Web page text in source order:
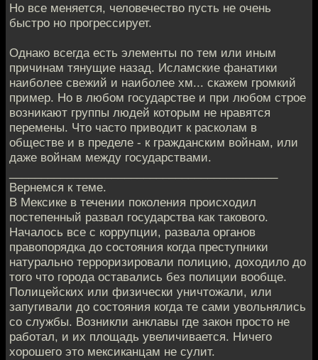
Но все меняется, человечество пусть не очень
быстро но прогрессирует.
Однако всегда есть элементы по тем или иным
причинам тянущие назад. Исламские фанатики
наиболее свежий и наиболее хм... скажем громкий
пример. Но в любом государстве и при любом строе
возникают группы людей которым не нравятся
перемены. Что часто приводит к расколам в
обществе и в пределе - к гражданским войнам, или
даже войнам между государствами.
Вернемся к теме.
В Мексике в течении поколения происходил
постепенный развал государства как такового.
Началось все с коррупции, развала органов
правопорядка до состояния когда преступники
натурально терроризировали полицию, доходило до
того что города оставались без полиции вообще.
Полицейских или физически уничтожали, или
запугивали до состояния когда те сами увольнялись
со службы. Возникли анклавы где закон просто не
работал, и их площадь увеличивается. Ничего
хорошего это мексиканцам не сулит.